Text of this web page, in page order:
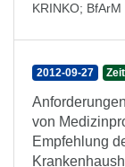
KRINKO; BfArM
2012-09-27
von
Empfehlung